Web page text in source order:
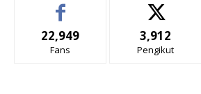
22,949
Fans
3,912
Pengikut